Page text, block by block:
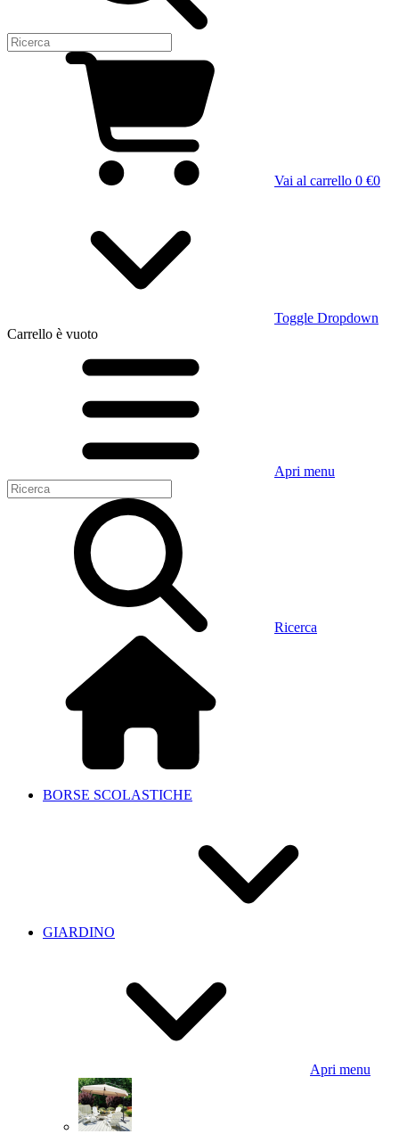
Vai al carrello 0 €0
Toggle Dropdown
Carrello è vuoto
Apri menu
Ricerca
BORSE SCOLASTICHE
GIARDINO
Apri menu